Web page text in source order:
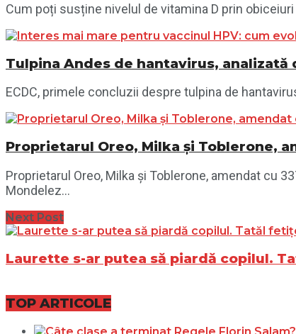
Cum poți susține nivelul de vitamina D prin
Tulpina Andes de hantavirus,
ECDC, primele concluzii despre tulpina de
Proprietarul Oreo, Milka și Toblerone,
Proprietarul Oreo, Milka și Toblerone, amendat cu
Mondelez...
Next Post
Laurette s-ar putea să piardă copilul.
TOP ARTICOLE